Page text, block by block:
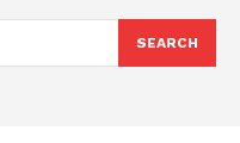
SEARCH